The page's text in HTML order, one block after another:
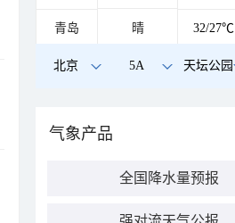
青岛 晴 32/27℃
北京 5A 天坛公园
气象产品
全国降水量预报